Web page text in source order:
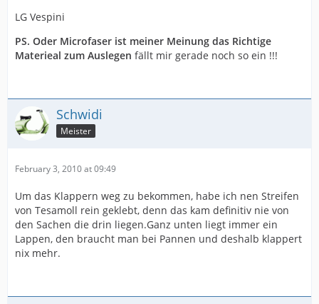
LG Vespini
PS. Oder Microfaser ist meiner Meinung das Richtige
Materieal zum Auslegen fällt mir gerade noch so ein !!!
Schwidi
Meister
February 3, 2010 at 09:49
Um das Klappern weg zu bekommen, habe ich nen Streifen
von Tesamoll rein geklebt, denn das kam definitiv nie von
den Sachen die drin liegen.Ganz unten liegt immer ein
Lappen, den braucht man bei Pannen und deshalb klappert
nix mehr.